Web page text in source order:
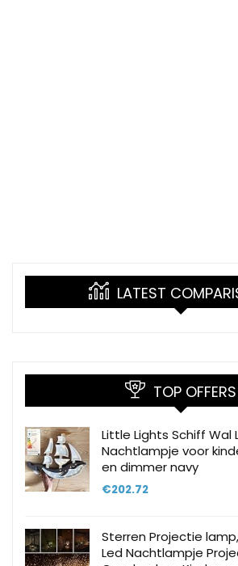
LATEST
TOP OFFERS
Little Lights Schiff Wal
Nachtlampje voor
en dimmer navy
€202.72
Sterren Projectie
Led Nachtlampje